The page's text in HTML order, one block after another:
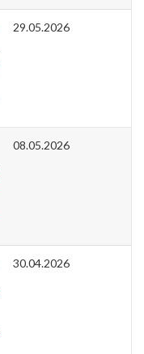
29.05.2026
08.05.2026
30.04.2026